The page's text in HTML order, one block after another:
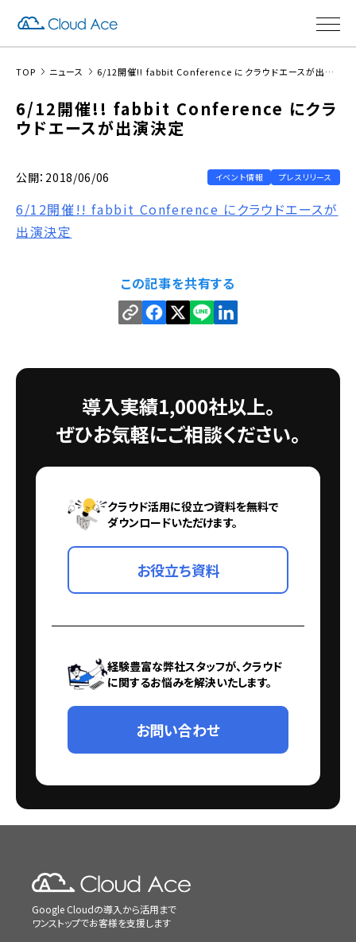
TOP ニュース 6/12開催!! fabbit Conference にクラウドエースが出演決定
6/12開催!! fabbit Conference にクラ
ウドエースが出演決定
公開：2018/06/06 イベント情報 プレスリリース
6/12開催!! fabbit Conference にクラウドエースが
出演決定
この記事を共有する
導入実績1,000社以上。
ぜひお気軽にご相談ください。
クラウド活用に役立つ資料を無料で
ダウンロードいただけます。
お役立ち資料
経験豊富な弊社スタッフが、クラウド
に関するお悩みを解決いたします。
お問い合わせ
Google Cloudの導入から活用まで
ワンストップでお客様を支援します